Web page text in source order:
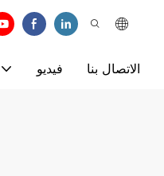
فيديو الاتصال بنا